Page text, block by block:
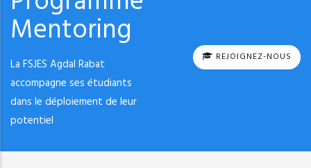
Mentoring
La FSJES Agdal Rabat
accompagne ses étudiants
dans le déploiement de leur
potentiel
REJOIGNEZ-NOUS